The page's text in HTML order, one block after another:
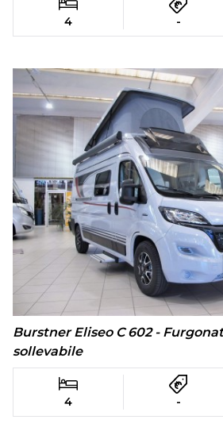
4 -
Burstner Eliseo C 602 -
sollevabile
4 -